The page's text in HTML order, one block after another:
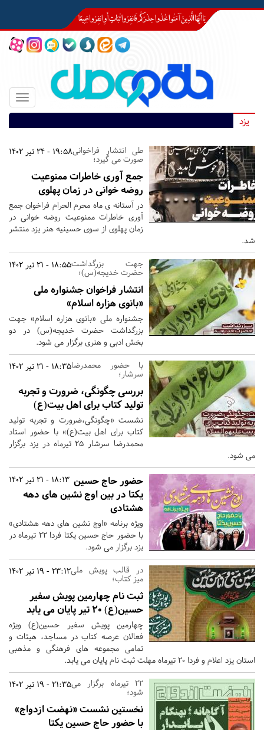
Toggle
یزد
19:58 - 24 تیر 1402طی انتشار فراخوانی
صورت می گیرد؛
جمع آوری خاطرات ممنوعیت
روضه خوانی در زمان پهلوی
در آستانه ی ماه محرم الحرام فراخوان جمع
آوری خاطرات ممنوعیت روضه خوانی در
زمان پهلوی از سوی حسینیه هنر یزد منتشر
شد.
18:55 - 21 تیر 1402جهت بزرگداشت
حضرت خدیجه(س)؛
انتشار فراخوان جشنواره ملی
«بانوی هزاره اسلام»
جشنواره ملی «بانوی هزاره اسلام» جهت
بزرگداشت حضرت خدیجه(س) در دو
بخش ادبی و هنری برگزار می شود.
18:35 - 21 تیر 1402با حضور محمدرضا
سرشار؛
بررسی چگونگی، ضرورت و تجربه
تولید کتاب برای اهل بیت(ع)
نشست «چگونگی،ضرورت و تجربه تولید
کتاب برای اهل بیت(ع)» با حضور استاد
محمدرضا سرشار 25 تیرماه در یزد برگزار
می شود.
18:13 - 21 تیر 1402 حضور حاج حسین
یکتا در بین اوج نشین های دهه
هشتادی
ویژه برنامه «اوج نشین های دهه هشتادی»
با حضور حاج حسین یکتا فردا 22 تیرماه در
یزد برگزار می شود.
23:12 - 19 تیر 1402در قالب پویش ملی
میز کتاب؛
ثبت نام چهارمین پویش سفیر
حسین(ع) 20 تیر پایان می یابد
چهارمین پویش سفیر حسین(ع) ویژه
فعالان عرصه کتاب در مساجد، هیئات و
تمامی مجموعه های فرهنگی و مذهبی
استان یزد اعلام و فردا 20 تیرماه مهلت ثبت نام پایان می یابد.
21:35 - 19 تیر 140222 تیرماه برگزار می
شود؛
نخستین نشست «نهضت ازدواج»
با حضور حاج حسین یکتا